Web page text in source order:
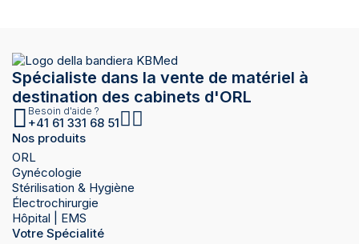
Spécialiste dans la vente de matériel à
destination des cabinets d'ORL
Besoin d'aide ?
+41 61 331 68 51
Nos produits
ORL
Gynécologie
Stérilisation & Hygiène
Électrochirurgie
Hôpital | EMS
Votre Spécialité